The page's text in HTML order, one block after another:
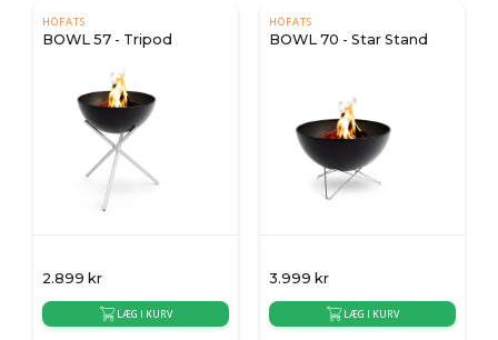
HÖFATS
BOWL 57 - Tripod
2.899 kr
LÆG I KURV
HÖFATS
BOWL 70 - Star Stand
3.999 kr
LÆG I KURV